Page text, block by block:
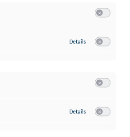
Details zu Google Analytics
Details zu YouTube